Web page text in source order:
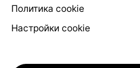
Политика cookie
Настройки cookie